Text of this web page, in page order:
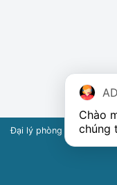
Đại lý phòng vé hãng
Chào
chúng